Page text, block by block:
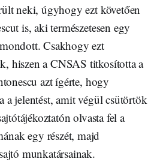
neki, úgyhogy ezt követően
is, aki természetesen egy
Csakhogy ezt
hiszen a CNSAS titkosította a
azt ígérte, hogy
a jelentést, amit végül csütörtök
olvasta fel a
egy részét, majd
munkatársainak.